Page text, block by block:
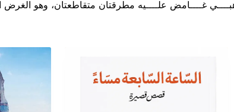
غــــامض علــــيه مطرقتان متقاطعتان، وهو